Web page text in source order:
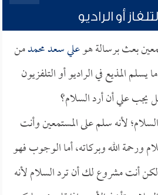
أو الراديو
بعث برسالة هوعلي سعد محمدمن
المذيع في الراديو أو التلفزيون
يجب علي أن أرد السلام؟
لأنه سلم على المستمعين وأنت
ورحمة الله وبركاته، أما الوجوب فهو
أنت مشروع لك أن ترد السلام لأنه